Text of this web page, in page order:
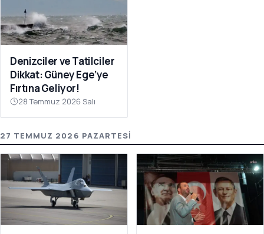
Denizciler ve Tatilciler
Dikkat: Güney Ege’ye
Fırtına Geliyor!
28 Temmuz 2026 Salı
27 TEMMUZ 2026 PAZARTESI